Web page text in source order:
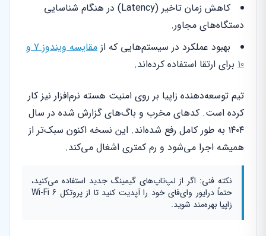
کاهش زمان تاخیر (Latency) در هنگام شناسایی
دستگاه‌های مجاور.
بهبود عملکرد در سیستم‌هایی که از
مقایسه ویندوز 7 و
10 برای ارتقا استفاده کرده‌اند.
تیم توسعه‌دهنده زاپیا بر روی امنیت هسته نرم‌افزار نیز کار
کرده است. کدهای مخرب و باگ‌های گزارش شده در سال
۱۴۰۴ به طور کامل رفع شده‌اند. این نسخه اکنون سبک‌تر از
همیشه اجرا می‌شود و رم کمتری اشغال می‌کند.
نکته فنی: اگر از لپ‌تاپ‌های گیمینگ جدید استفاده می‌کنید،
حتماً درایور وای‌فای خود را آپدیت کنید تا از پروتکل Wi-Fi 6
زاپیا بهره‌مند شوید.